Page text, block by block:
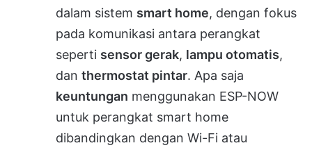
dalam sistem smart home, dengan fokus
pada komunikasi antara perangkat
seperti sensor gerak, lampu otomatis,
dan thermostat pintar. Apa saja
keuntungan menggunakan ESP-NOW
untuk perangkat smart home
dibandingkan dengan Wi-Fi atau